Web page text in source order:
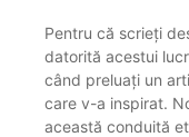
Pentru că scrieți
datorită acestui
când preluați un
care v-a inspirat.
această conduită